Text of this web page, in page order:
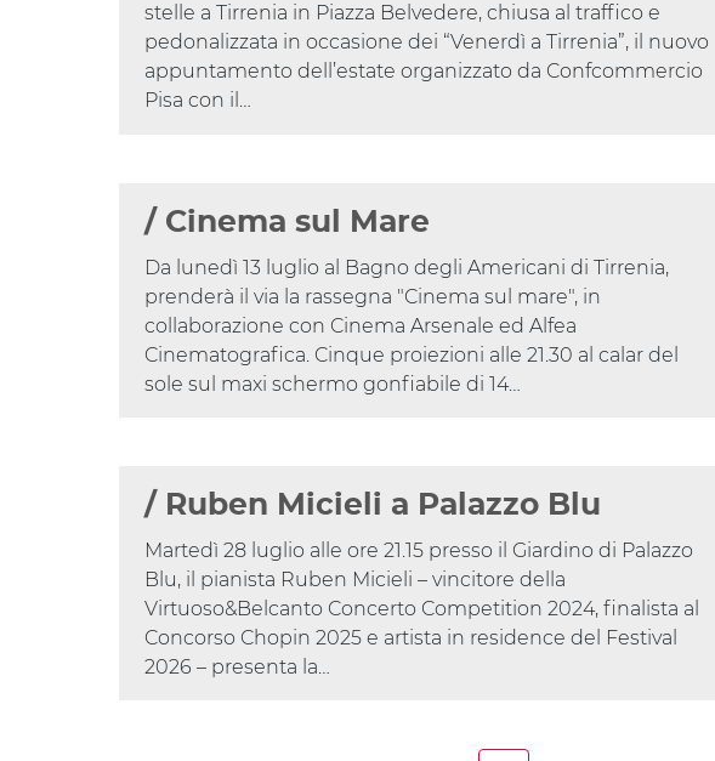
stelle a Tirrenia in Piazza Belvedere, chiusa al traffico e
pedonalizzata in occasione dei “Venerdì a Tirrenia”, il nuovo
appuntamento dell’estate organizzato da Confcommercio
Pisa con il…
/ Cinema sul Mare
Da lunedì 13 luglio al Bagno degli Americani di Tirrenia,
prenderà il via la rassegna "Cinema sul mare", in
collaborazione con Cinema Arsenale ed Alfea
Cinematografica. Cinque proiezioni alle 21.30 al calar del
sole sul maxi schermo gonfiabile di 14…
/ Ruben Micieli a Palazzo Blu
Martedì 28 luglio alle ore 21.15 presso il Giardino di Palazzo
Blu, il pianista Ruben Micieli – vincitore della
Virtuoso&Belcanto Concerto Competition 2024, finalista al
Concorso Chopin 2025 e artista in residence del Festival
2026 – presenta la…